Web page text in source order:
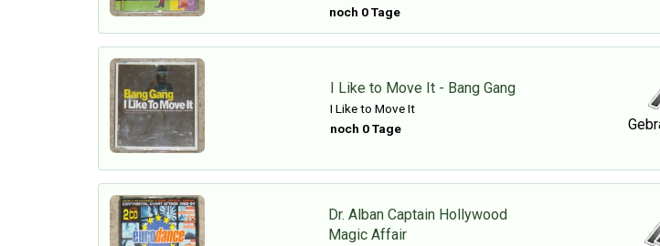
noch 0 Tage
I Like to Move It - Bang Gang
I Like to Move It
noch 0 Tage
Dr. Alban Captain Hollywood
Magic Affair